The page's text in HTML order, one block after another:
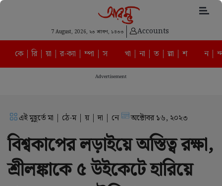
7 August, 2026, ২৩ শ্রাবণ, ১৪৩৩ Accounts
কে | রি | য়া | র-ক্যা | ম্পা | স খা | না | ত | ল্লা | শ ন |
Advertisement
এই মুহূর্তে মা | ঠে-ম | য় | দা | নে অক্টোবর ১৬, ২০২৩
বিশ্বকাপের লড়াইয়ে অস্তিত্ব রক্ষা,
শ্রীলঙ্কাকে ৫ উইকেটে হারিয়ে